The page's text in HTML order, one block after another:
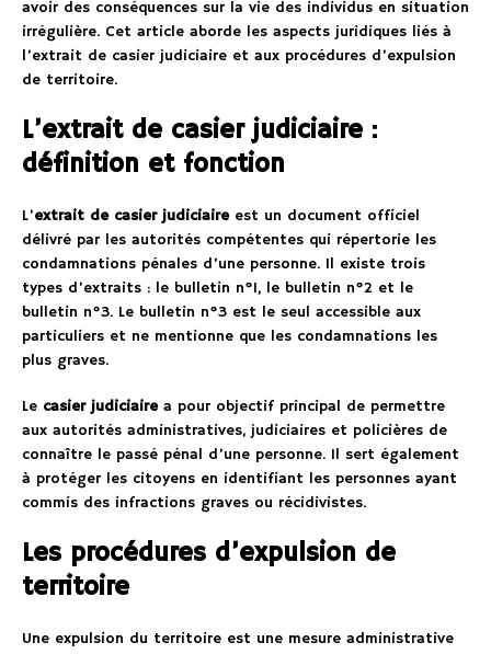
avoir des conséquences sur la vie des individus en situation
irrégulière. Cet article aborde les aspects juridiques liés à
l’extrait de casier judiciaire et aux procédures d’expulsion
de territoire.
L’extrait de casier judiciaire :
définition et fonction
L’extrait de casier judiciaireest un document officiel
délivré par les autorités compétentes qui répertorie les
condamnations pénales d’une personne. Il existe trois
types d’extraits : le bulletin n°1, le bulletin n°2 et le
bulletin n°3. Le bulletin n°3 est le seul accessible aux
particuliers et ne mentionne que les condamnations les
plus graves.
Le casier judiciairea pour objectif principal de permettre
aux autorités administratives, judiciaires et policières de
connaître le passé pénal d’une personne. Il sert également
à protéger les citoyens en identifiant les personnes ayant
commis des infractions graves ou récidivistes.
Les procédures d’expulsion de
territoire
Une expulsion du territoire est une mesure administrative